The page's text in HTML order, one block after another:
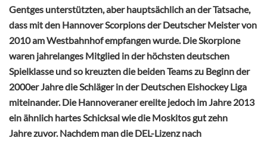
Gentges unterstützten, aber hauptsächlich an der Tatsache,
dass mit den Hannover Scorpions der Deutscher Meister von
2010 am Westbahnhof empfangen wurde. Die Skorpione
waren jahrelanges Mitglied in der höchsten deutschen
Spielklasse und so kreuzten die beiden Teams zu Beginn der
2000er Jahre die Schläger in der Deutschen Eishockey Liga
miteinander. Die Hannoveraner ereilte jedoch im Jahre 2013
ein ähnlich hartes Schicksal wie die Moskitos gut zehn
Jahre zuvor. Nachdem man die DEL-Lizenz nach